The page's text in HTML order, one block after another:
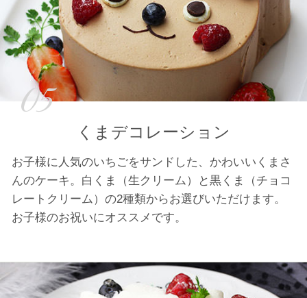
05
くまデコレーション
お子様に人気のいちごをサンドした、かわいいくまさ
んのケーキ。白くま（生クリーム）と黒くま（チョコ
レートクリーム）の2種類からお選びいただけます。
お子様のお祝いにオススメです。